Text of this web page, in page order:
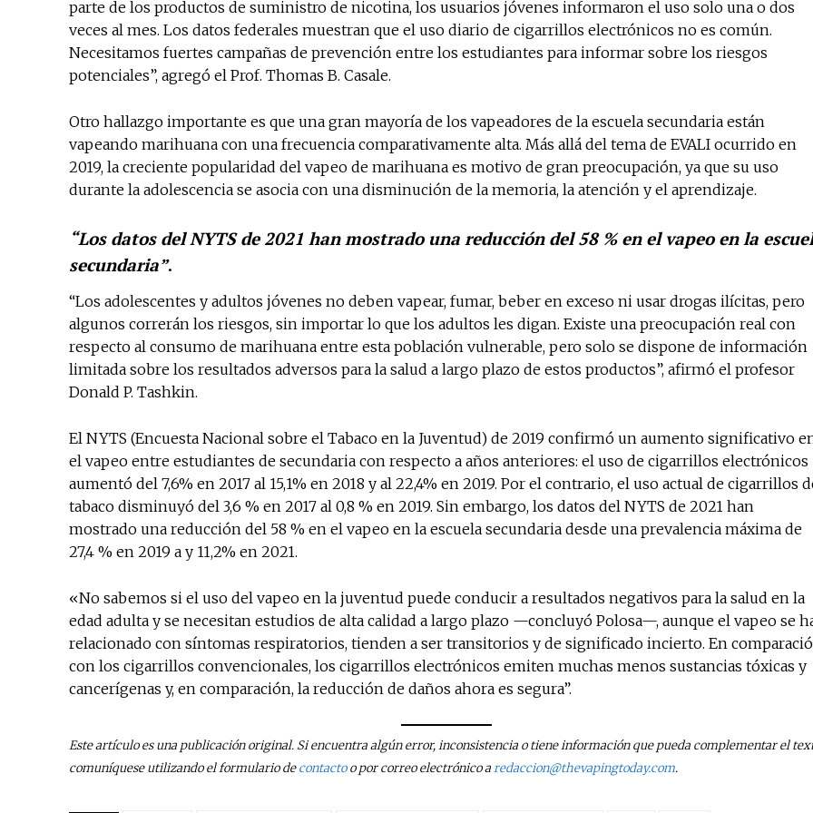
parte de los productos de suministro de nicotina, los usuarios jóvenes informaron el uso solo una o dos
veces al mes. Los datos federales muestran que el uso diario de cigarrillos electrónicos no es común.
Necesitamos fuertes campañas de prevención entre los estudiantes para informar sobre los riesgos
potenciales”, agregó el Prof. Thomas B. Casale.
Otro hallazgo importante es que una gran mayoría de los vapeadores de la escuela secundaria están
vapeando marihuana con una frecuencia comparativamente alta. Más allá del tema de EVALI ocurrido en
2019, la creciente popularidad del vapeo de marihuana es motivo de gran preocupación, ya que su uso
durante la adolescencia se asocia con una disminución de la memoria, la atención y el aprendizaje.
“Los datos del NYTS de 2021 han mostrado una reducción del 58 % en el vapeo en la
secundaria”.
“Los adolescentes y adultos jóvenes no deben vapear, fumar, beber en exceso ni usar drogas ilícitas, pero
algunos correrán los riesgos, sin importar lo que los adultos les digan. Existe una preocupación real con
respecto al consumo de marihuana entre esta población vulnerable, pero solo se dispone de información
limitada sobre los resultados adversos para la salud a largo plazo de estos productos”, afirmó el profesor
Donald P. Tashkin.
El NYTS (Encuesta Nacional sobre el Tabaco en la Juventud) de 2019 confirmó un aumento significativo
el vapeo entre estudiantes de secundaria con respecto a años anteriores: el uso de cigarrillos electrónicos
aumentó del 7,6% en 2017 al 15,1% en 2018 y al 22,4% en 2019. Por el contrario, el uso actual de cigarrillos
tabaco disminuyó del 3,6 % en 2017 al 0,8 % en 2019. Sin embargo, los datos del NYTS de 2021 han
mostrado una reducción del 58 % en el vapeo en la escuela secundaria desde una prevalencia máxima de
27,4 % en 2019 a y 11,2% en 2021.
«No sabemos si el uso del vapeo en la juventud puede conducir a resultados negativos para la salud en la
edad adulta y se necesitan estudios de alta calidad a largo plazo —concluyó Polosa—, aunque el vapeo se
relacionado con síntomas respiratorios, tienden a ser transitorios y de significado incierto. En
con los cigarrillos convencionales, los cigarrillos electrónicos emiten muchas menos sustancias tóxicas y
cancerígenas y, en comparación, la reducción de daños ahora es segura”.
Este artículo es una publicación original. Si encuentra algún error, inconsistencia o tiene información que pueda complementar el
comuníquese utilizando el formulario decontactoo por correo electrónico aredaccion@thevapingtoday.com.